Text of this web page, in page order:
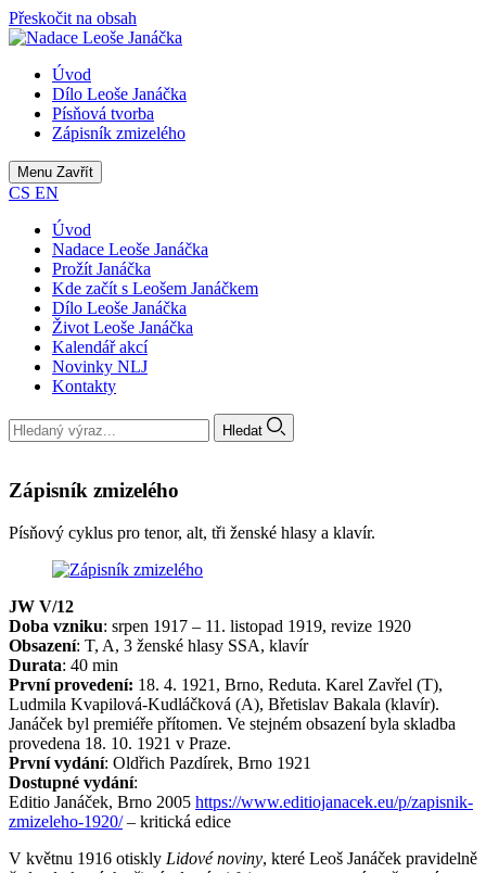
Přeskočit na obsah
Úvod
Dílo Leoše Janáčka
Písňová tvorba
Zápisník zmizelého
Menu Zavřít
CS EN
Úvod
Nadace Leoše Janáčka
Prožít Janáčka
Kde začít s Leošem Janáčkem
Dílo Leoše Janáčka
Život Leoše Janáčka
Kalendář akcí
Novinky NLJ
Kontakty
Hledat
Zápisník zmizelého
Písňový cyklus pro tenor, alt, tři ženské hlasy a klavír.
JW V/12
Doba vzniku: srpen 1917 – 11. listopad 1919, revize 1920
Obsazení: T, A, 3 ženské hlasy SSA, klavír
Durata: 40 min
První provedení: 18. 4. 1921, Brno, Reduta. Karel Zavřel (T),
Ludmila Kvapilová-Kudláčková (A), Břetislav Bakala (klavír).
Janáček byl premiéře přítomen. Ve stejném obsazení byla skladba
provedena 18. 10. 1921 v Praze.
První vydání: Oldřich Pazdírek, Brno 1921
Dostupné vydání:
Editio Janáček, Brno 2005 https://www.editiojanacek.eu/p/zapisnik-
zmizeleho-1920/– kritická edice
V květnu 1916 otiskly Lidové noviny, které Leoš Janáček pravidelně